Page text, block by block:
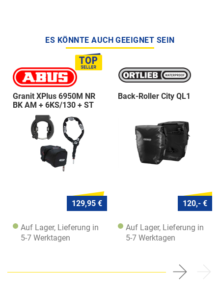
ES KÖNNTE AUCH GEEIGNET SEIN
Granit XPlus 6950M NR
BK AM + 6KS/130 + ST
129,95 €
Auf Lager, Lieferung in
5-7 Werktagen
Back-Roller City QL1
120,- €
Auf Lager, Lieferung in
5-7 Werktagen